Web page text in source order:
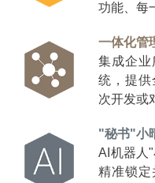
功能、每
一体化管
集成企业
统，提供
次开发或
"秘书"小
AI机器人
精准锁定